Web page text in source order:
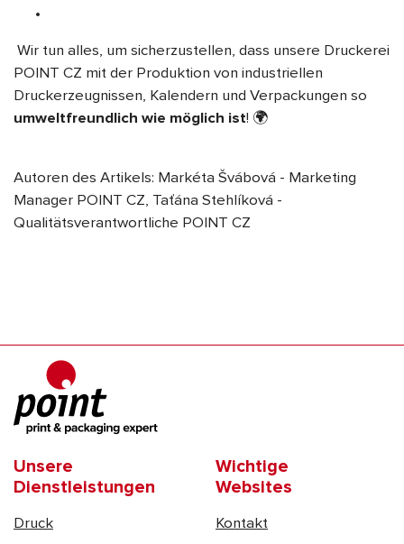
Wir tun alles, um sicherzustellen, dass unsere Druckerei
POINT CZ mit der Produktion von industriellen
Druckerzeugnissen, Kalendern und Verpackungen so
umweltfreundlich wie möglich ist! 🌍
Autoren des Artikels: Markéta Švábová - Marketing
Manager POINT CZ, Taťána Stehlíková -
Qualitätsverantwortliche POINT CZ
Unsere
Dienstleistungen
Druck
Wichtige
Websites
Kontakt